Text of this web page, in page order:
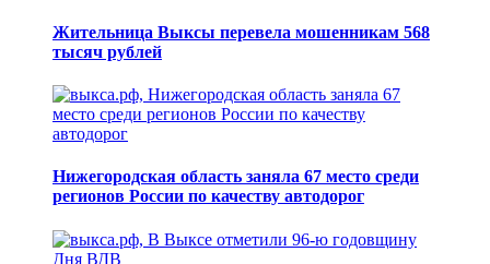
Жительница Выксы перевела мошенникам 568
тысяч рублей
Нижегородская область заняла 67 место среди
регионов России по качеству автодорог